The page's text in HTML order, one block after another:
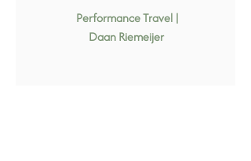
mee gedacht hoe de avonden kunnen
worden ingevuld.”
Performance Travel |
Daan Riemeijer